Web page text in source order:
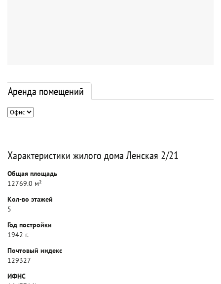
Аренда помещений
Характеристики жилого дома Ленская 2/21
Общая площадь
12769.0 м²
Кол-во этажей
5
Год постройки
1942 г.
Почтовый индекс
129327
ИФНС